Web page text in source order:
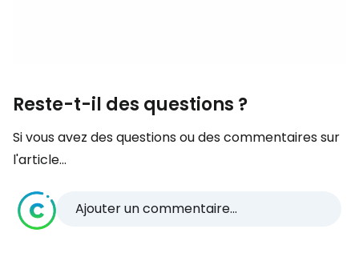
Reste-t-il des questions ?
Si vous avez des questions ou des commentaires sur
l'article...
Ajouter un commentaire...